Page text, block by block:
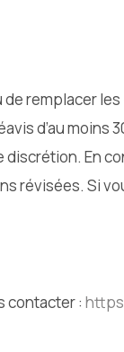
remplacer
d’au moins
En
révisées. Si
contacter :